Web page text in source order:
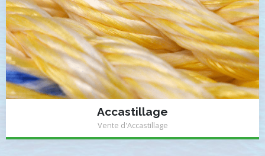
Accastillage
Vente d'Accastillage